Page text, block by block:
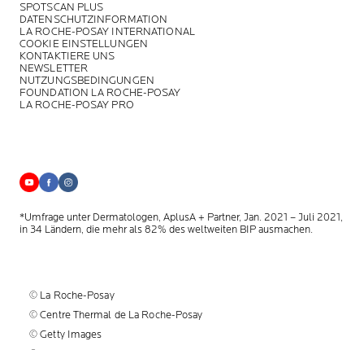
SPOTSCAN PLUS
DATENSCHUTZINFORMATION
LA ROCHE-POSAY INTERNATIONAL
COOKIE EINSTELLUNGEN
KONTAKTIERE UNS
NEWSLETTER
NUTZUNGSBEDINGUNGEN
FOUNDATION LA ROCHE-POSAY
LA ROCHE-POSAY PRO
*Umfrage unter Dermatologen, AplusA + Partner, Jan. 2021 – Juli 2021,
in 34 Ländern, die mehr als 82% des weltweiten BIP ausmachen.
© La Roche-Posay
© Centre Thermal de La Roche-Posay
© Getty Images